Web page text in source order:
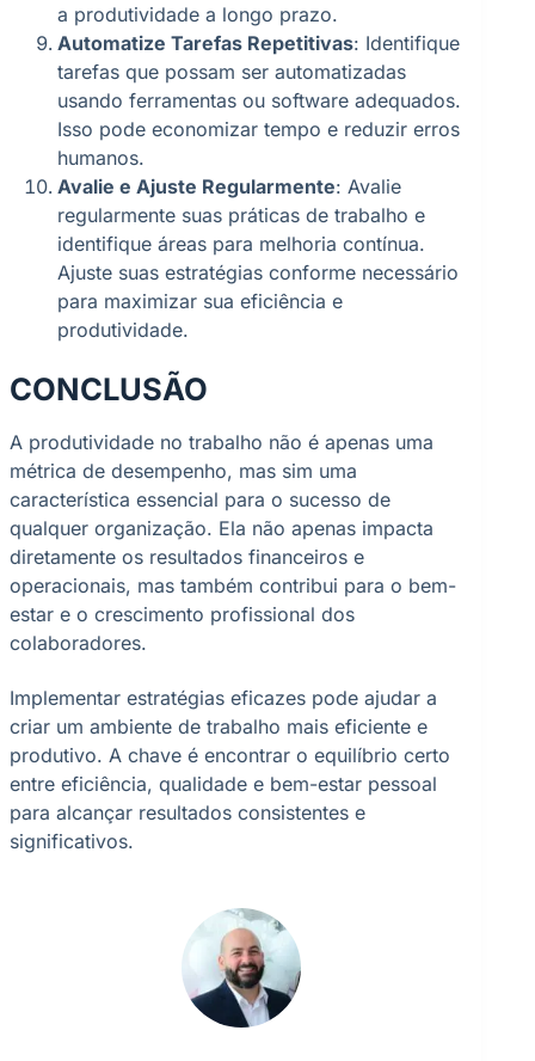
a produtividade a longo prazo.
Automatize Tarefas Repetitivas: Identifique
tarefas que possam ser automatizadas
usando ferramentas ou software adequados.
Isso pode economizar tempo e reduzir erros
humanos.
Avalie e Ajuste Regularmente: Avalie
regularmente suas práticas de trabalho e
identifique áreas para melhoria contínua.
Ajuste suas estratégias conforme necessário
para maximizar sua eficiência e
produtividade.
CONCLUSÃO
A produtividade no trabalho não é apenas uma
métrica de desempenho, mas sim uma
característica essencial para o sucesso de
qualquer organização. Ela não apenas impacta
diretamente os resultados financeiros e
operacionais, mas também contribui para o bem-
estar e o crescimento profissional dos
colaboradores.
Implementar estratégias eficazes pode ajudar a
criar um ambiente de trabalho mais eficiente e
produtivo. A chave é encontrar o equilíbrio certo
entre eficiência, qualidade e bem-estar pessoal
para alcançar resultados consistentes e
significativos.